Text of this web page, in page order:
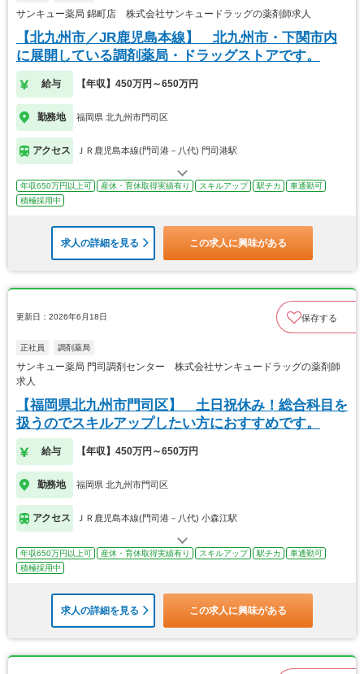
サンキュー薬局 錦町店 株式会社サンキュードラッグの薬剤師求人
【北九州市／JR鹿児島本線】 北九州市・下関市内
に展開している調剤薬局・ドラッグストアです。
給与 【年収】450万円～650万円
勤務地 福岡県 北九州市門司区
アクセス ＪＲ鹿児島本線(門司港－八代) 門司港駅
年収650万円以上可 産休・育休取得実績有り スキルアップ 駅チカ
車通勤可
積極採用中
求人の詳細を見る この求人に興味がある
更新日：2026年6月18日 保存する
正社員 調剤薬局
サンキュー薬局 門司調剤センター 株式会社サンキュードラッグの薬剤師
求人
【福岡県北九州市門司区】 土日祝休み！総合科目を
扱うのでスキルアップしたい方におすすめです。
給与 【年収】450万円～650万円
勤務地 福岡県 北九州市門司区
アクセス ＪＲ鹿児島本線(門司港－八代) 小森江駅
年収650万円以上可 産休・育休取得実績有り スキルアップ 駅チカ
車通勤可
積極採用中
求人の詳細を見る この求人に興味がある